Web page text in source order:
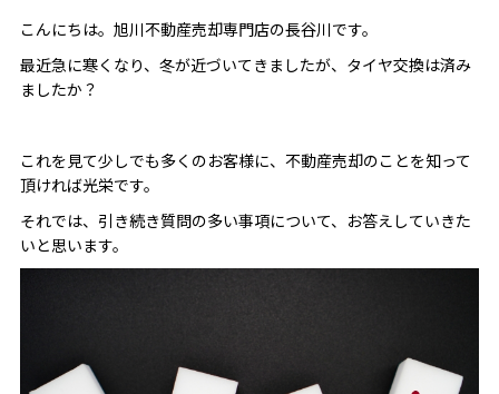
こんにちは。旭川不動産売却専門店の長谷川です。
最近急に寒くなり、冬が近づいてきましたが、タイヤ交換は済み
ましたか？
これを見て少しでも多くのお客様に、不動産売却のことを知って
頂ければ光栄です。
それでは、引き続き質問の多い事項について、お答えしていきた
いと思います。